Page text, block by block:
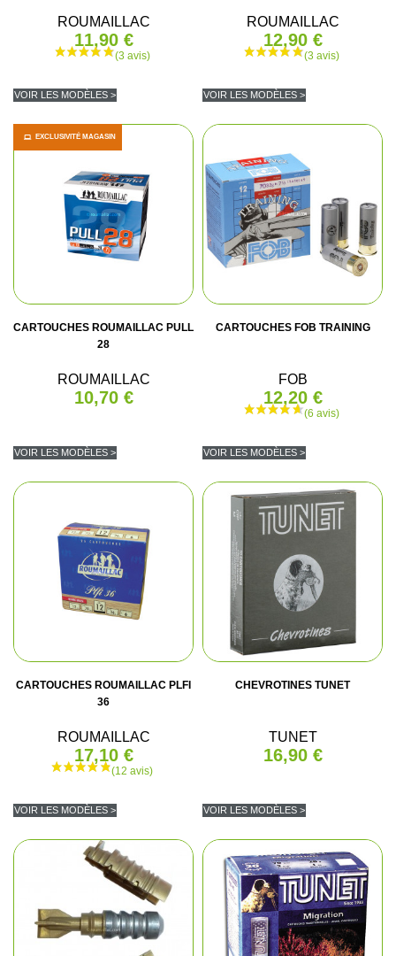
ROUMAILLAC
11,90 €
(3 avis)
VOIR LES MODÈLES >
ROUMAILLAC
12,90 €
VOIR LES MODÈLES >
CARTOUCHES ROUMAILLAC PULL
28
ROUMAILLAC
10,70 €
VOIR LES MODÈLES >
EXCLUSIVITÉ MAGASIN
CARTOUCHES FOB TRAINING
FOB
12,20 €
VOIR LES MODÈLES >
CARTOUCHES ROUMAILLAC PLFI
36
ROUMAILLAC
17,10 €
VOIR LES MODÈLES >
CHEVROTINES TUNET
TUNET
16,90 €
VOIR LES MODÈLES >